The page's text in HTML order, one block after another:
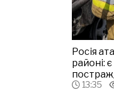
Росія
районі:
13:35